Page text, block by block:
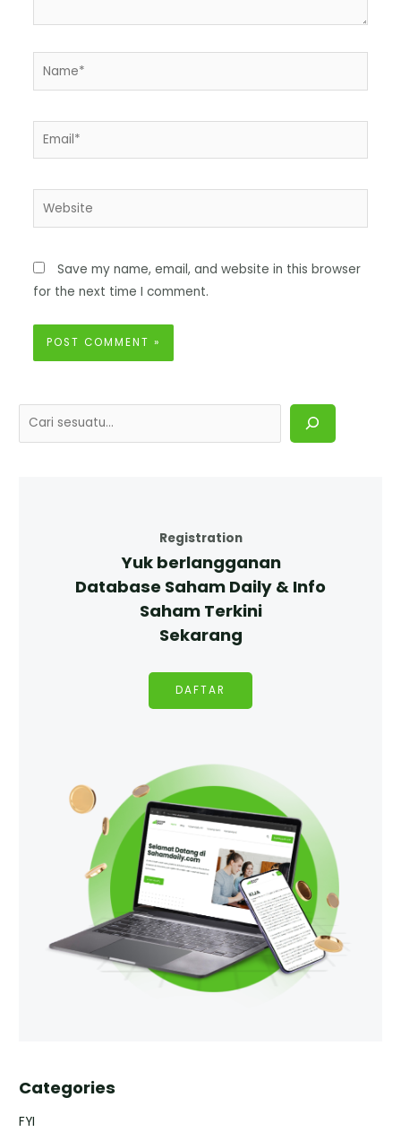
Save my name, email, and website in this browser
for the next time I comment.
Registration
Yuk berlangganan
Database Saham Daily & Info
Saham Terkini
Sekarang
DAFTAR
Categories
FYI